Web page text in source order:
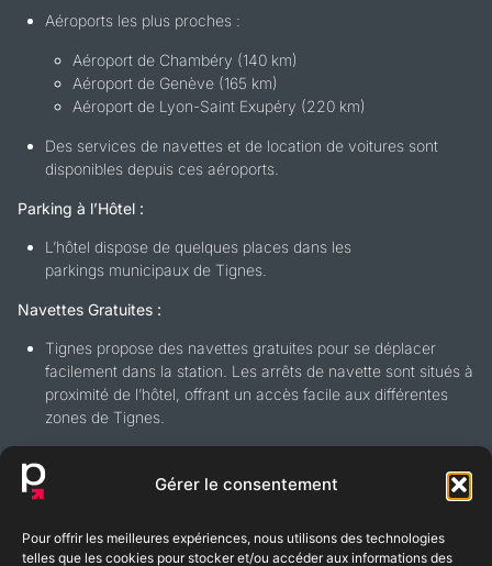
Gérer le consentement
Pour offrir les meilleures expériences, nous utilisons des technologies
telles que les cookies pour stocker et/ou accéder aux informations des
Aéroports les plus proches :
Aéroport de Chambéry (140 km)
Aéroport de Genève (165 km)
Aéroport de Lyon-Saint Exupéry (220 km)
Des services de navettes et de location de voitures sont
disponibles depuis ces aéroports.
Parking à l’Hôtel :
L’hôtel dispose de quelques places dans les
parkings municipaux de Tignes.
Navettes Gratuites :
Tignes propose des navettes gratuites pour se déplacer
facilement dans la station. Les arrêts de navette sont situés à
proximité de l’hôtel, offrant un accès facile aux différentes
zones de Tignes.
BLOGFAQ